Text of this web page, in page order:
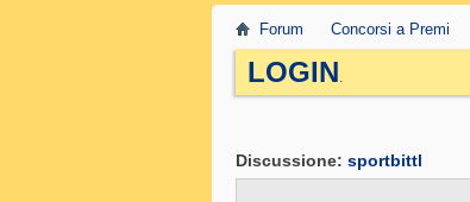
Forum Concorsi a Premi
LOGIN.
Discussione: sportbittl